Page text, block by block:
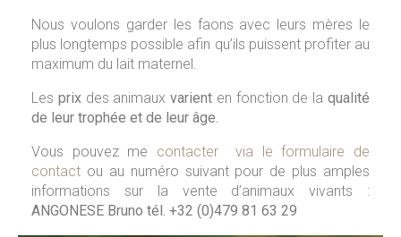
Nous voulons garder les faons avec leurs mères le
plus longtemps possible afin qu’ils puissent profiter au
maximum du lait maternel.
Les prixdes animauxvarient en fonction de laqualité
de leur trophée et de leur âge.
Vous pouvez me contacter via le formulaire de
contact ou au numéro suivant pour de plus amples
informations sur la vente d’animaux vivants :
ANGONESE Bruno tél. +32 (0)479 81 63 29